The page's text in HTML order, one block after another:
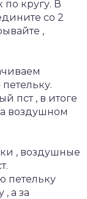
по кругу. В
со 2
,
пст , в итоге
воздушном
, воздушные
петельку
, а за